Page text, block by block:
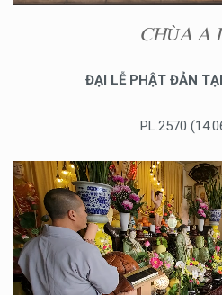
CHÙA A
ĐẠI LỄ PHẬT ĐẢN
PL.2570